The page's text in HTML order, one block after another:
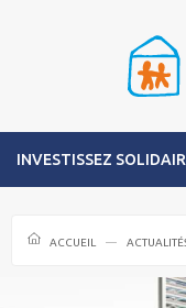
INVESTISSEZ
ACCUEIL